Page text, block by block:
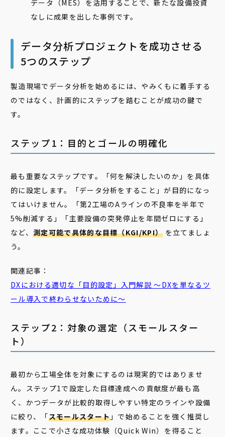
データ（MES）を活用することで、新たな設備投資
なしに成果を出した事例です。
データ分析プロジェクトを成功させる
5つのステップ
製造現場でデータ分析を始めるには、やみくもに着手する
のではなく、計画的にステップを踏むことが成功の鍵で
す。
ステップ1：目的とゴールの明確化
最も重要なステップです。「何を解決したいのか」を具体
的に設定します。「データ分析をすること」が目的になっ
てはいけません。「第2工場のAラインの不良率を半年で
5%削減する」「主要設備の突発停止を年間ゼロにする」
など、 測定可能で具体的な目標（KGI/KPI） を立てましょ
う。
関連記事：
DXにおける適切な「目的設定」入門解説 ～DXを単なるツ
ール導入で終わらせないために～
ステップ2：対象の選定（スモールスター
ト）
最初から工場全体を対象にするのは現実的ではありませ
ん。ステップ1で設定した目標達成への貢献度が最も高
く、かつデータが比較的取得しやすい特定のラインや設備
に絞り、「スモールスタート 」で始めることを強く推奨し
ます。ここで小さな成功体験（Quick Win）を得ること